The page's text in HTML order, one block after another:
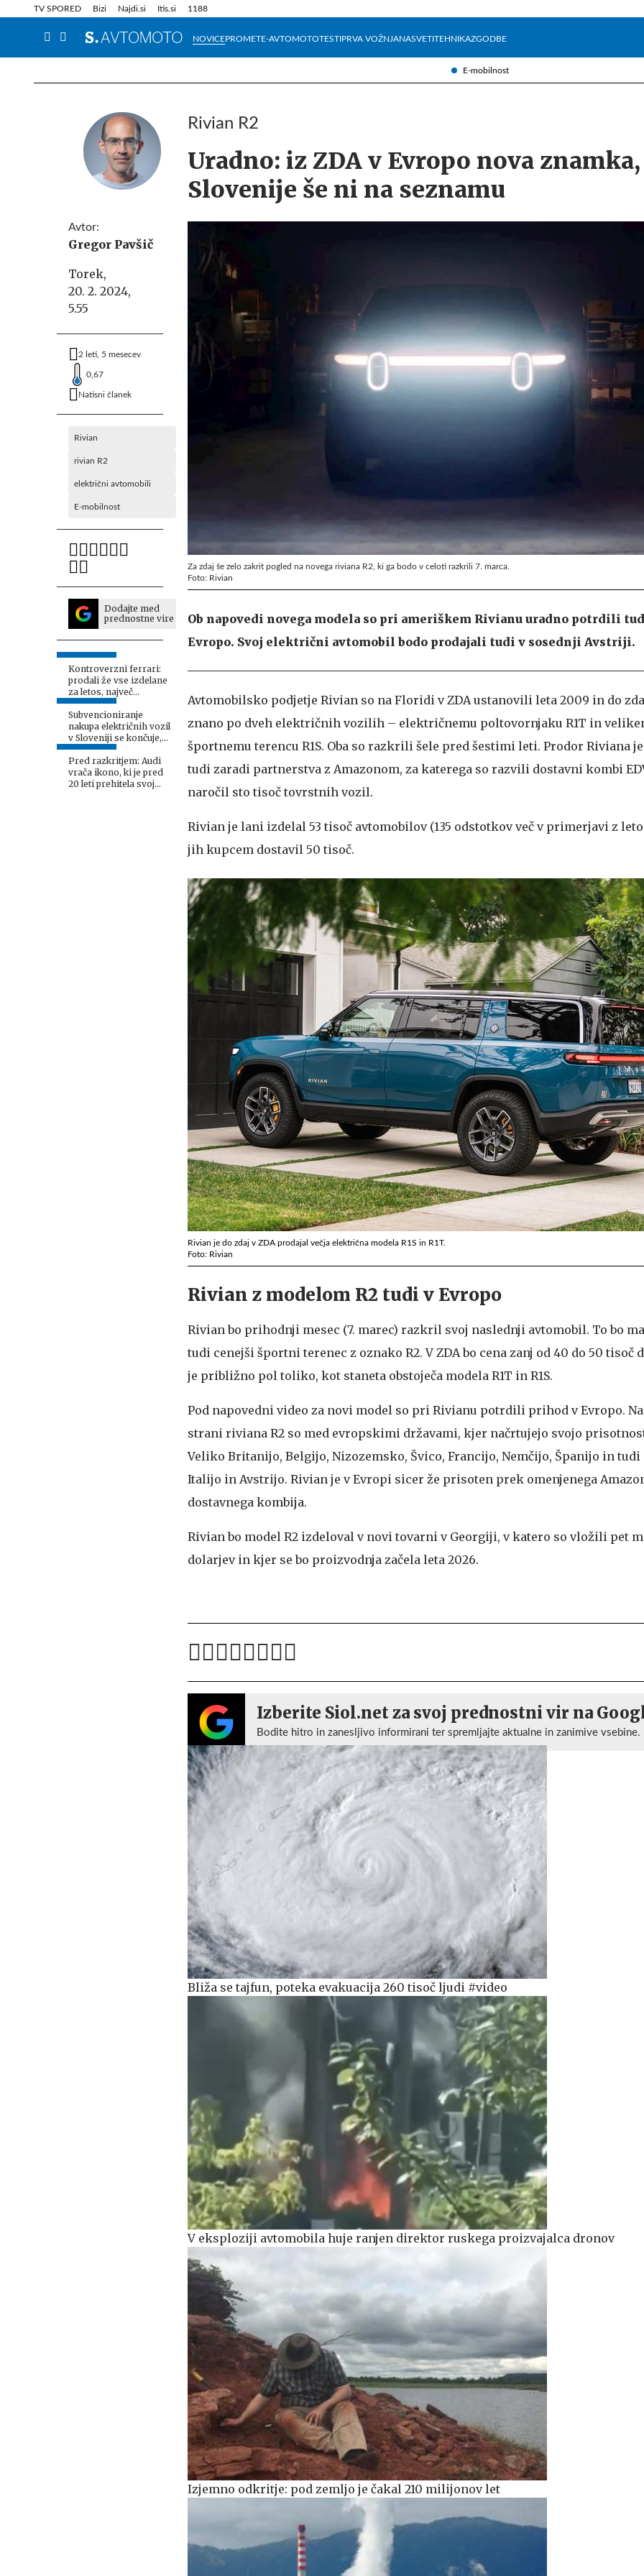
E-mobilnost
TV SPORED Bizi Najdi.si Itis.si 1188
NOVICEPROMETE-AVTOMOTOTESTIPRVA VOŽNJANASVETITEHNIKAZGODBE
Info in obvestila Tehnik
Avtor:
Gregor Pavšič
Torek,
20. 2. 2024,
5.55
2 leti, 5 mesecev
0,67
Natisni članek
Rivian
rivian R2
električni avtomobili
E-mobilnost
Dodajte med
prednostne vire
Kontroverzni ferrari:
prodali že vse izdelane
za letos, največ
zanimanja med Kitajci
Subvencioniranje
nakupa električnih vozil
v Sloveniji se končuje,
kaj sledi?
Pred razkritjem: Audi
vrača ikono, ki je pred
20 leti prehitela svoj
Rivian R2
Uradno: iz ZDA v Evropo nova znamka,
Slovenije še ni na seznamu
Za zdaj še zelo zakrit pogled na novega riviana R2, ki ga bodo v celoti razkrili 7. marca.
Foto: Rivian
Ob napovedi novega modela so pri ameriškem Rivianu uradno potrdili
Evropo. Svoj električni avtomobil bodo prodajali tudi v sosednji Avstriji.
Avtomobilsko podjetje Rivian so na Floridi v ZDA ustanovili leta 2009 in do
znano po dveh električnih vozilih – električnemu poltovornjaku R1T in
športnemu terencu R1S. Oba so razkrili šele pred šestimi leti. Prodor Riviana
tudi zaradi partnerstva z Amazonom, za katerega so razvili dostavni kombi
naročil sto tisoč tovrstnih vozil.
Rivian je lani izdelal 53 tisoč avtomobilov (135 odstotkov več v primerjavi z
jih kupcem dostavil 50 tisoč.
Rivian je do zdaj v ZDA prodajal večja električna modela R1S in R1T.
Foto: Rivian
Rivian z modelom R2 tudi v Evropo
Rivian bo prihodnji mesec (7. marec) razkril svoj naslednji avtomobil. To bo
tudi cenejši športni terenec z oznako R2. V ZDA bo cena zanj od 40 do 50 tisoč
je približno pol toliko, kot staneta obstoječa modela R1T in R1S.
Pod napovedni video za novi model so pri Rivianu potrdili prihod v Evropo.
strani riviana R2 so med evropskimi državami, kjer načrtujejo svojo
Veliko Britanijo, Belgijo, Nizozemsko, Švico, Francijo, Nemčijo, Španijo in tudi
Italijo in Avstrijo. Rivian je v Evropi sicer že prisoten prek omenjenega
dostavnega kombija.
Rivian bo model R2 izdeloval v novi tovarni v Georgiji, v katero so vložili pet
dolarjev in kjer se bo proizvodnja začela leta 2026.
Izberite Siol.net za svoj prednostni vir na
Bodite hitro in zanesljivo informirani ter spremljajte aktualne in zanimive vsebine.
Bliža se tajfun, poteka evakuacija 260 tisoč ljudi #video
V eksploziji avtomobila huje ranjen direktor ruskega proizvajalca dronov
Izjemno odkritje: pod zemljo je čakal 210 milijonov let